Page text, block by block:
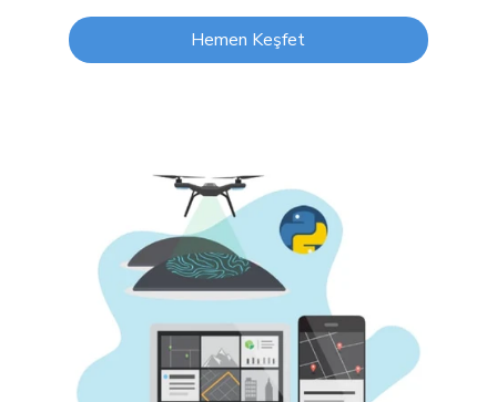
Hemen Keşfet